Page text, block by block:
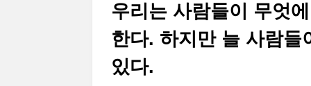
우리는 사람들이 무엇
한다. 하지만 늘 사람들
있다.